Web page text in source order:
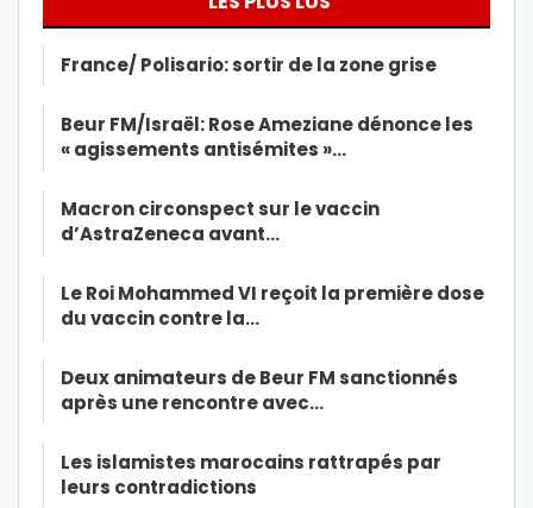
France/ Polisario: sortir de la zone grise
Beur FM/Israël: Rose Ameziane dénonce les
« agissements antisémites »…
Macron circonspect sur le vaccin
d’AstraZeneca avant…
Le Roi Mohammed VI reçoit la première dose
du vaccin contre la…
Deux animateurs de Beur FM sanctionnés
après une rencontre avec…
Les islamistes marocains rattrapés par
leurs contradictions